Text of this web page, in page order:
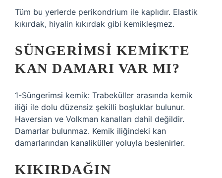
Tüm bu yerlerde perikondrium ile kaplıdır. Elastik
kıkırdak, hiyalin kıkırdak gibi kemikleşmez.
SÜNGERIMSI KEMIKTE
KAN DAMARI VAR MI?
1-Süngerimsi kemik: Trabeküller arasında kemik
iliği ile dolu düzensiz şekilli boşluklar bulunur.
Haversian ve Volkman kanalları dahil değildir.
Damarlar bulunmaz. Kemik iliğindeki kan
damarlarından kanaliküller yoluyla beslenirler.
KIKIRDAĞIN